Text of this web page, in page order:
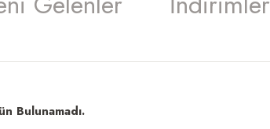
Bulunamadı.